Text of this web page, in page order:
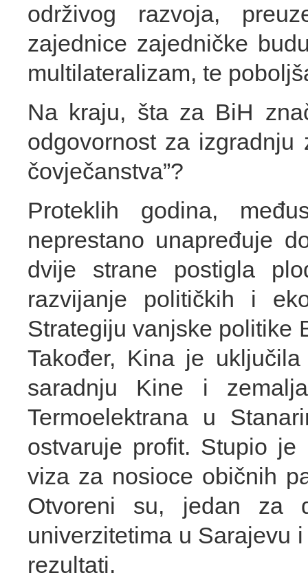
održivog razvoja,
zajednice zajedničke
multilateralizam, te
Na kraju, šta za BiH
odgovornost za izgradnju
čovječanstva”?
Proteklih godina,
neprestano unapređuje
dvije strane postigla
razvijanje političkih i
Strategiju vanjske politike
Također, Kina je
saradnju Kine i
Termoelektrana u
ostvaruje profit. Stupio
viza za nosioce običnih
Otvoreni su, jedan za
univerzitetima u Sarajevu
rezultati.